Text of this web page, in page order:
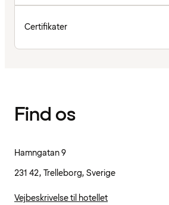
Certifikater
Find os
Hamngatan 9
231 42, Trelleborg, Sverige
Vejbeskrivelse til hotellet